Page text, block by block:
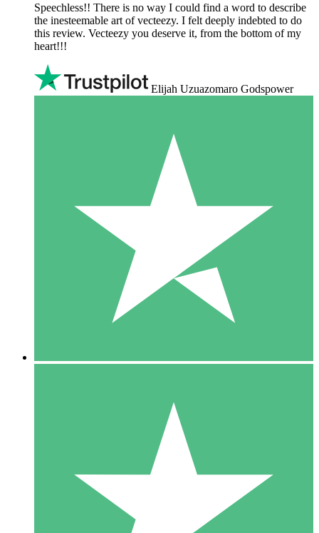
Speechless!! There is no way I could find a word to describe
the inesteemable art of vecteezy. I felt deeply indebted to do
this review. Vecteezy you deserve it, from the bottom of my
heart!!!
Elijah Uzuazomaro Godspower